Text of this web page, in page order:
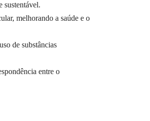
sustentável.
melhorando a saúde e o
de substâncias
entre o